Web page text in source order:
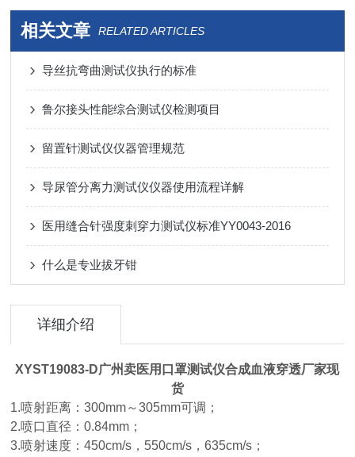
相关文章 RELATED ARTICLES
导丝抗弯曲测试仪执行的标准
鲁尔接头性能综合测试仪检测项目
留置针测试仪仪器管理规范
导尿管分离力测试仪仪器使用流程详解
医用缝合针强度刺穿力测试仪标准YY0043-2016
什么是专业拔牙钳
详细介绍
XYST19083-D广州卖医用口罩测试仪合成血液穿透厂家现
货
1.喷射距离：300mm～305mm可调；
2.喷口直径：0.84mm；
3.喷射速度：450cm/s，550cm/s，635cm/s；